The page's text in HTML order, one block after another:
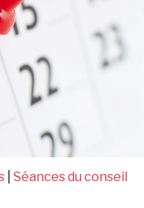
Séances du conseil